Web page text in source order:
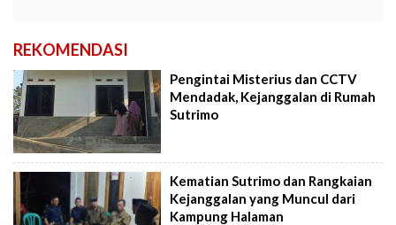
REKOMENDASI
Pengintai Misterius dan CCTV
Mendadak, Kejanggalan di Rumah
Sutrimo
Kematian Sutrimo dan Rangkaian
Kejanggalan yang Muncul dari
Kampung Halaman